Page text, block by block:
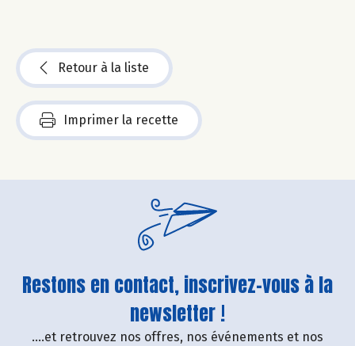
Retour à la liste
Imprimer la recette
Restons en contact, inscrivez-vous à la
newsletter !
....et retrouvez nos offres, nos événements et nos